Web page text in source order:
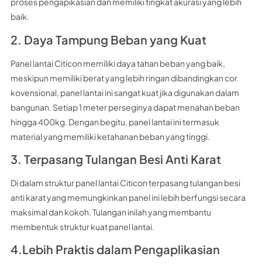
baik.
2. Daya Tampung Beban yang Kuat
Panel lantai Citicon memiliki daya tahan beban yang baik,
meskipun memiliki berat yang lebih ringan dibandingkan cor
kovensional, panel lantai ini sangat kuat jika digunakan dalam
bangunan. Setiap 1 meter perseginya dapat menahan beban
hingga 400kg. Dengan begitu, panel lantai ini termasuk
material yang memiliki ketahanan beban yang tinggi.
3. Terpasang Tulangan Besi Anti Karat
Di dalam struktur panel lantai Citicon terpasang tulangan besi
anti karat yang memungkinkan panel ini lebih berfungsi secara
maksimal dan kokoh. Tulangan inilah yang membantu
membentuk struktur kuat panel lantai.
4.Lebih Praktis dalam Pengaplikasian